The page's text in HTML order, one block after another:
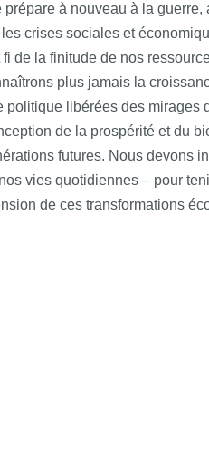
à nouveau à la
crises sociales et
la finitude de nos
plus jamais la
libérées des mirages
de la prospérité et du
futures. Nous devons
vies quotidiennes – pour
de ces transformations